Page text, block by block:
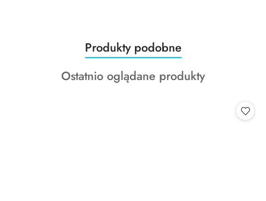
Pomiń karuzelę produktów
Produkty
o
statusie:
Produkty podobne
Produkty
Ostatnio oglądane produkty